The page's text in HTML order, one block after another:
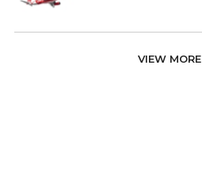
VIEW MORE